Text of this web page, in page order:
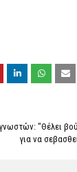
"Θέλει
για να